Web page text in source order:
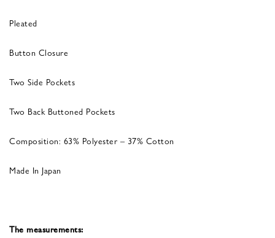
Pleated
Button Closure
Two Side Pockets
Two Back Buttoned Pockets
Composition: 63% Polyester – 37% Cotton
Made In Japan
The measurements: